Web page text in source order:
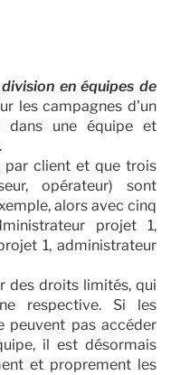
division en équipes de
les campagnes d'un
dans une équipe et
par client et que trois
opérateur) sont
alors avec cinq
projet 1,
1, administrateur
des droits limités, qui
respective. Si les
peuvent pas accéder
il est désormais
et proprement les